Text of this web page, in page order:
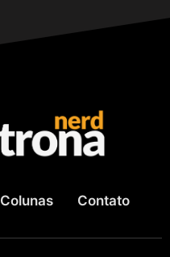
Colunas Contato